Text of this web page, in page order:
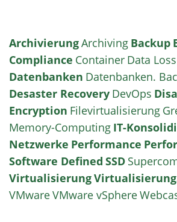
ArchivierungArchiving Backup
Compliance Container Data
Datenbanken Datenbanken.
Desaster Recovery DevOps
Encryption Filevirtualisierung
Memory-Computing IT-
Netzwerke Performance
Software Defined SSD
Virtualisierung
VMwareVMware vSphere